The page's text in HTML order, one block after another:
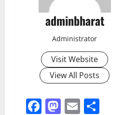
adminbharat
Administrator
Visit Website
View All Posts
Facebook
Mastodon
Email